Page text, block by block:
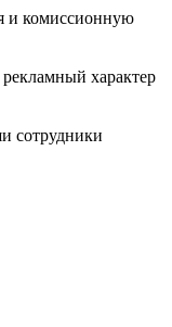
и комиссионную
характер
сотрудники